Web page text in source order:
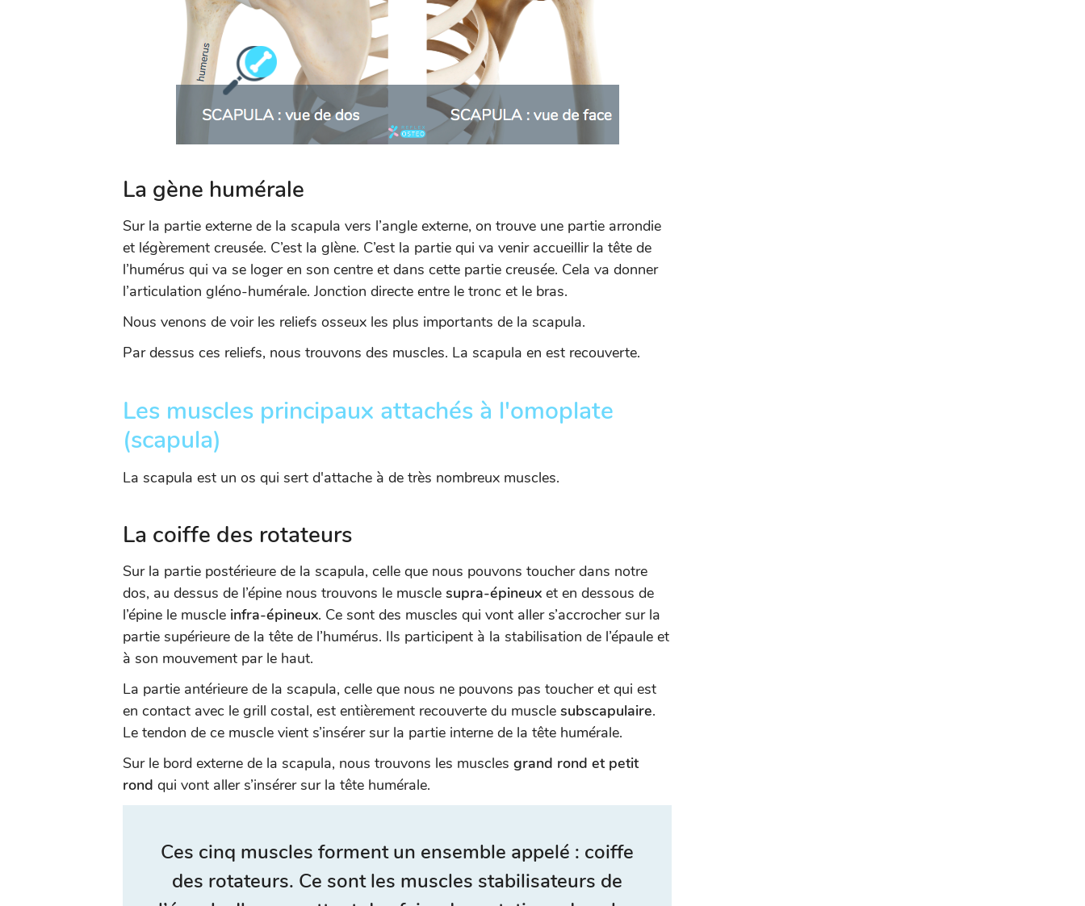
La gène humérale
Sur la partie externe de la scapula vers l’angle externe, on trouve une partie arrondie
et légèrement creusée. C’est la glène. C’est la partie qui va venir accueillir la tête de
l’humérus qui va se loger en son centre et dans cette partie creusée. Cela va donner
l’articulation gléno-humérale. Jonction directe entre le tronc et le bras.
Nous venons de voir les reliefs osseux les plus importants de la scapula.
Par dessus ces reliefs, nous trouvons des muscles. La scapula en est recouverte.
Les muscles principaux attachés à l'omoplate
(scapula)
La scapula est un os qui sert d'attache à de très nombreux muscles.
La coiffe des rotateurs
Sur la partie postérieure de la scapula, celle que nous pouvons toucher dans notre
dos, au dessus de l’épine nous trouvons le muscle supra-épineux et en dessous de
l’épine le muscle infra-épineux. Ce sont des muscles qui vont aller s’accrocher sur la
partie supérieure de la tête de l’humérus. Ils participent à la stabilisation de l’épaule et
à son mouvement par le haut.
La partie antérieure de la scapula, celle que nous ne pouvons pas toucher et qui est
en contact avec le grill costal, est entièrement recouverte du muscle subscapulaire.
Le tendon de ce muscle vient s’insérer sur la partie interne de la tête humérale.
Sur le bord externe de la scapula, nous trouvons les muscles grand rond et petit
rond qui vont aller s’insérer sur la tête humérale.
Ces cinq muscles forment un ensemble appelé : coiffe
des rotateurs. Ce sont les muscles stabilisateurs de